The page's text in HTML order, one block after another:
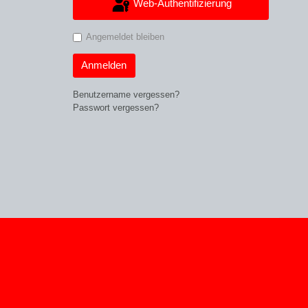
Web-Authentifizierung
Angemeldet bleiben
Anmelden
Benutzername vergessen?
Passwort vergessen?